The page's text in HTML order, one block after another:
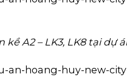
kề A2 – LK3, LK8 tại dự